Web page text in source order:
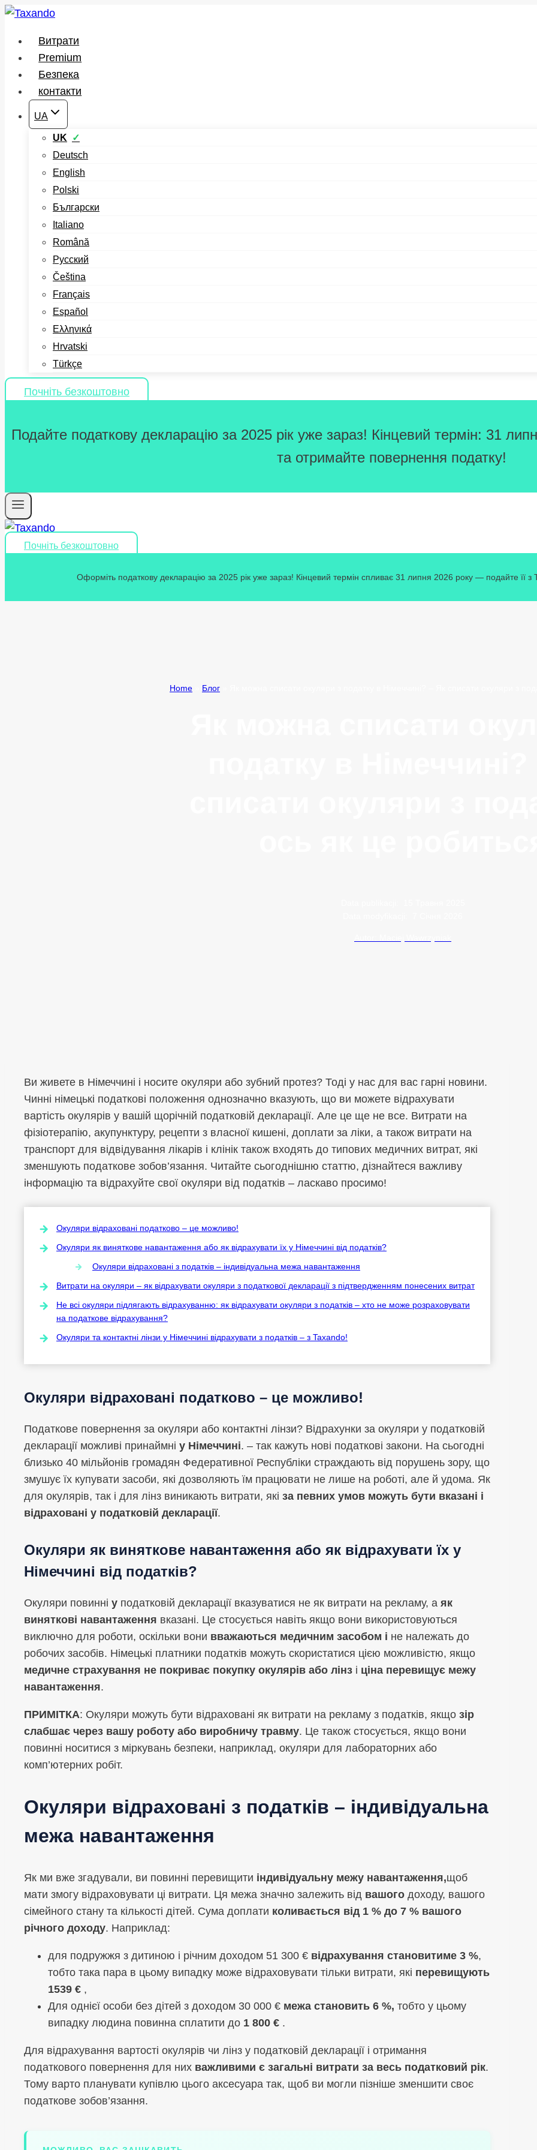
Перейти
вмісту
Витрати
Premium
Безпека
контакти
UA
UK
Deutsch
English
Polski
Български
Italiano
Română
Русский
Čeština
Français
Español
Ελληνικά
Hrvatski
Türkçe
Почніть безкоштовно
Подайте податкову декларацію за 2025 рік уже зараз! Кінцевий термін: 31
та отримайте повернення податку!
Почніть безкоштовно
Оформіть податкову декларацію за 2025 рік уже зараз! Кінцевий термін спливає 31 липня 2026 року — подайте її
Home Блог
Ви живете в Німеччині і носите окуляри або зубний протез? Тоді у нас для вас гарні новини.
Чинні німецькі податкові положення однозначно вказують, що ви можете відрахувати
вартість окулярів у вашій щорічній податковій декларації. Але це ще не все. Витрати на
фізіотерапію, акупунктуру, рецепти з власної кишені, доплати за ліки, а також витрати на
транспорт для відвідування лікарів і клінік також входять до типових медичних витрат, які
зменшують податкове зобов’язання. Читайте сьогоднішню статтю, дізнайтеся важливу
інформацію та відрахуйте свої окуляри від податків – ласкаво просимо!
Окуляри відраховані податково – це можливо!
Окуляри як виняткове навантаження або як відрахувати їх у Німеччині від податків?
Окуляри відраховані з податків – індивідуальна межа навантаження
Витрати на окуляри – як відрахувати окуляри з податкової декларації з підтвердженням понесених витрат
Не всі окуляри підлягають відрахуванню: як відрахувати окуляри з податків – хто не може розраховувати
на податкове відрахування?
Окуляри та контактні лінзи у Німеччині відрахувати з податків – з Taxando!
Окуляри відраховані податково – це можливо!
Податкове повернення за окуляри або контактні лінзи? Відрахунки за окуляри у податковій
декларації можливі принаймні у Німеччині. – так кажуть нові податкові закони. На сьогодні
близько 40 мільйонів громадян Федеративної Республіки страждають від порушень зору, що
змушує їх купувати засоби, які дозволяють їм працювати не лише на роботі, але й удома. Як
для окулярів, так і для лінз виникають витрати, які за певних умов можуть бути вказані і
відраховані у податковій декларації.
Окуляри як виняткове навантаження або як відрахувати їх у
Німеччині від податків?
Окуляри повинні у податковій декларації вказуватися не як витрати на рекламу, а як
виняткові навантаження вказані. Це стосується навіть якщо вони використовуються
виключно для роботи, оскільки вони вважаються медичним засобом і не належать до
робочих засобів. Німецькі платники податків можуть скористатися цією можливістю, якщо
медичне страхування не покриває покупку окулярів або лінз і ціна перевищує межу
навантаження.
ПРИМІТКА: Окуляри можуть бути відраховані як витрати на рекламу з податків, якщо зір
слабшає через вашу роботу або виробничу травму. Це також стосується, якщо вони
повинні носитися з міркувань безпеки, наприклад, окуляри для лабораторних або
комп’ютерних робіт.
Окуляри відраховані з податків – індивідуальна
межа навантаження
Як ми вже згадували, ви повинні перевищити індивідуальну межу навантаження,щоб
мати змогу відраховувати ці витрати. Ця межа значно залежить від вашого доходу, вашого
сімейного стану та кількості дітей. Сума доплати коливається від 1 % до 7 % вашого
річного доходу. Наприклад:
для подружжя з дитиною і річним доходом 51 300 € відрахування становитиме 3 %,
тобто така пара в цьому випадку може відраховувати тільки витрати, які перевищують
1539 € ,
Для однієї особи без дітей з доходом 30 000 € межа становить 6 %, тобто у цьому
випадку людина повинна сплатити до 1 800 € .
Для відрахування вартості окулярів чи лінз у податковій декларації і отримання
податкового повернення для них важливими є загальні витрати за весь податковий рік.
Тому варто планувати купівлю цього аксесуара так, щоб ви могли пізніше зменшити своє
податкове зобов’язання.